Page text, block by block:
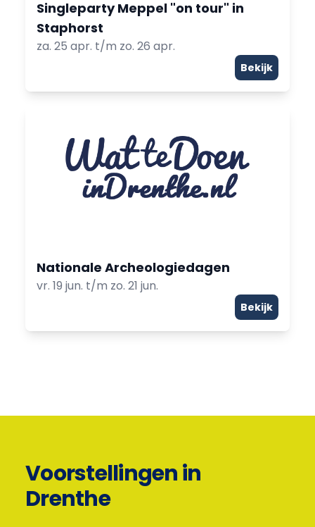
Singleparty Meppel "on tour" in
Staphorst
za. 25 apr. t/m zo. 26 apr.
Bekijk
Nationale Archeologiedagen
vr. 19 jun. t/m zo. 21 jun.
Bekijk
Voorstellingen in
Drenthe